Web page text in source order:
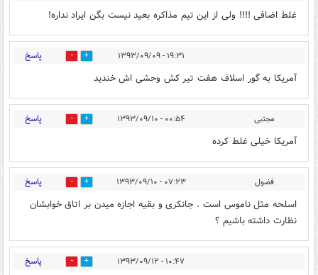
غلط اضافی !!!! ولی از این تیم مذاکره بعید نیست بگن ایراد نداره!
۱۹:۳۱ - ۱۳۹۳/۰۹/۰۹ 0 پاسخ
آمریکا به گور اسلاف هفت تیر کش وحشی اش خندید
مجتبی ۰۰:۵۴ - ۱۳۹۳/۰۹/۱۰ 0 پاسخ
آمریکا خیلی غلط کرده
فضول ۰۷:۲۳ - ۱۳۹۳/۰۹/۱۰ 0 پاسخ
اسلحه مثل ناموس است . جانکری و بقیه اجازه میدن بر اتاق خوابشان
نظارت داشته باشیم ؟
۱۰:۴۷ - ۱۳۹۳/۰۹/۱۲ 0 پاسخ